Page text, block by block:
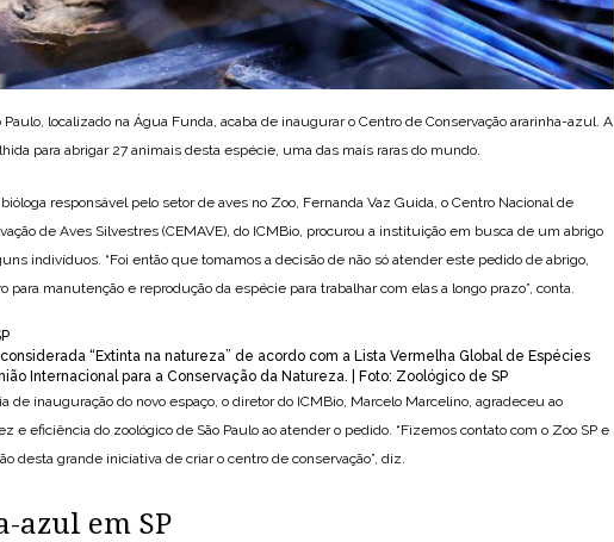
Paulo, localizado na Água Funda, acaba de inaugurar o Centro de Conservação ararinha-azul. A
para abrigar 27 animais desta espécie, uma das mais raras do mundo.
responsável pelo setor de aves no Zoo, Fernanda Vaz Guida, o Centro Nacional de
de Aves Silvestres (CEMAVE), do ICMBio, procurou a instituição em busca de um abrigo
indivíduos. “Foi então que tomamos a decisão de não só atender este pedido de abrigo,
para manutenção e reprodução da espécie para trabalhar com elas a longo prazo”, conta.
“Extinta na natureza” de acordo com a Lista Vermelha Global de Espécies
Internacional para a Conservação da Natureza. | Foto: Zoológico de SP
de inauguração do novo espaço, o diretor do ICMBio, Marcelo Marcelino, agradeceu ao
e eficiência do zoológico de São Paulo ao atender o pedido. “Fizemos contato com o Zoo SP e
desta grande iniciativa de criar o centro de conservação”, diz.
azul em SP